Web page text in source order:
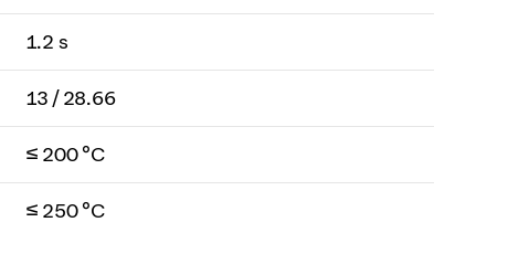
1.2 s
13 / 28.66
≤ 200 °C
≤ 250 °C